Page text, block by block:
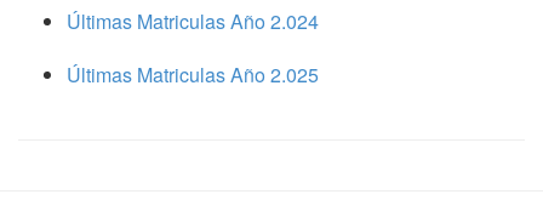
Últimas Matriculas Año 2.024
Últimas Matriculas Año 2.025